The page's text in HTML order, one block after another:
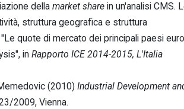
della market share in un'analisi CMS.
struttura geografica e struttura
quote di mercato dei principali paesi
in Rapporto ICE 2014-2015, L'Italia
(2010) Industrial Development
2009, Vienna.